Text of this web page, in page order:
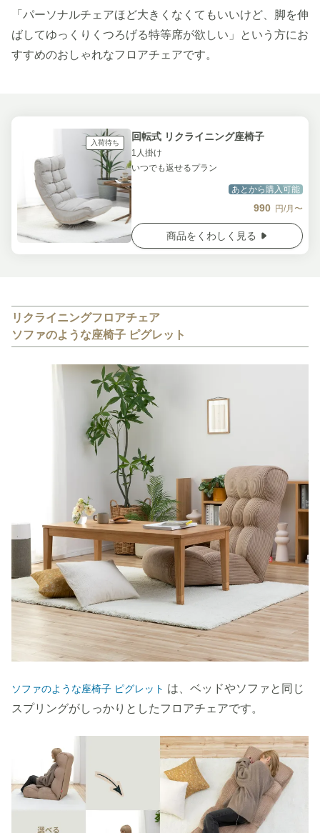
「パーソナルチェアほど大きくなくてもいいけど、脚を伸
ばしてゆっくりくつろげる特等席が欲しい」という方にお
すすめのおしゃれなフロアチェアです。
入荷待ち 回転式 リクライニング座椅子
1人掛け
いつでも返せるプラン
あとから購入可能
990 円/月〜
商品をくわしく見る
リクライニングフロアチェア
ソファのような座椅子 ピグレット
ソファのような座椅子 ピグレット は、ベッドやソファと同じ
スプリングがしっかりとしたフロアチェアです。